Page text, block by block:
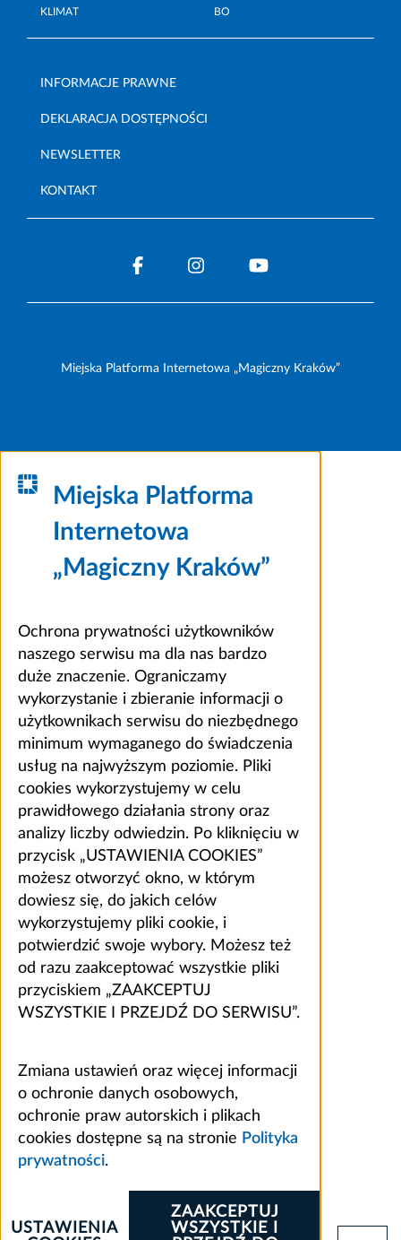
KLIMAT BO
INFORMACJE PRAWNE
DEKLARACJA DOSTĘPNOŚCI
NEWSLETTER
KONTAKT
Miejska Platforma Internetowa „Magiczny Kraków”
Miejska Platforma
Internetowa
„Magiczny Kraków”
Ochrona prywatności użytkowników
naszego serwisu ma dla nas bardzo
duże znaczenie. Ograniczamy
wykorzystanie i zbieranie informacji o
użytkownikach serwisu do niezbędnego
minimum wymaganego do świadczenia
usług na najwyższym poziomie. Pliki
cookies wykorzystujemy w celu
prawidłowego działania strony oraz
analizy liczby odwiedzin. Po kliknięciu w
przycisk „USTAWIENIA COOKIES”
możesz otworzyć okno, w którym
dowiesz się, do jakich celów
wykorzystujemy pliki cookie, i
potwierdzić swoje wybory. Możesz też
od razu zaakceptować wszystkie pliki
przyciskiem „ZAAKCEPTUJ
WSZYSTKIE I PRZEJDŹ DO SERWISU”.
Zmiana ustawień oraz więcej informacji
o ochronie danych osobowych,
ochronie praw autorskich i plikach
cookies dostępne są na stronie Polityka
prywatności.
ZAAKCEPTUJ
WSZYSTKIE I
USTAWIENIA